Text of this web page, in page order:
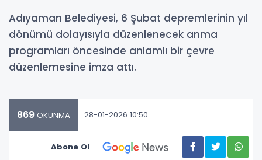
Adıyaman Belediyesi, 6 Şubat depremlerinin yıl
dönümü dolayısıyla düzenlenecek anma
programları öncesinde anlamlı bir çevre
düzenlemesine imza attı.
869 OKUNMA 28-01-2026 10:50
Abone Ol